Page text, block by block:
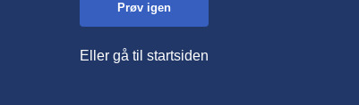
Prøv igen
Eller gå til startsiden